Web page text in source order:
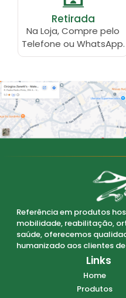
Retirada
Na Loja, Compre pelo
Telefone ou WhatsApp.
Referência em produtos
mobilidade, reabilitação,
saúde, oferecemos
humanizado aos clientes
Links
Home
Produtos